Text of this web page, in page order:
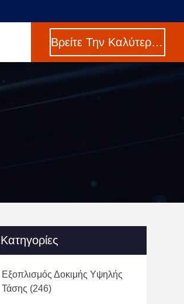
Βρείτε Την Καλύτερη Τιμή
Κατηγορίες
Εξοπλισμός Δοκιμής Υψηλής
Τάσης (246)